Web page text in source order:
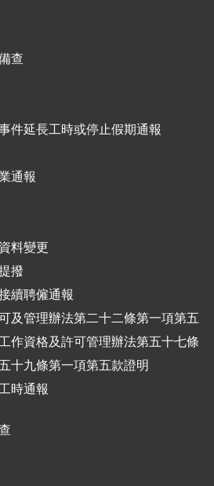
查
件延長工時或停止假期通報
通報
料變更
撥
續聘僱通報
及管理辦法第二十二條第一項第五
作資格及許可管理辦法第五十七條
十九條第一項第五款證明
時通報